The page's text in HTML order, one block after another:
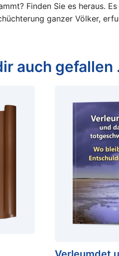
Finden Sie es heraus.
ganzer Völker,
auch gefallen